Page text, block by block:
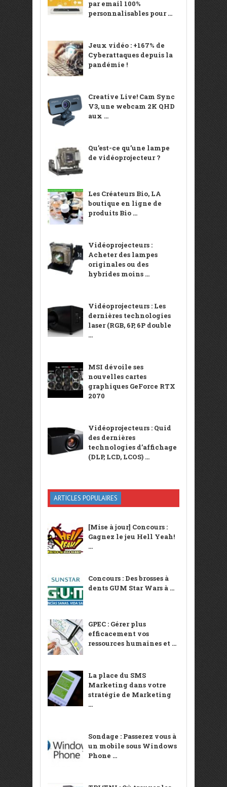
par email 100%
personnalisables pour ...
Jeux vidéo : +167% de
Cyberattaques depuis la
pandémie !
Creative Live! Cam Sync
V3, une webcam 2K QHD
aux ...
Qu’est-ce qu’une lampe
de vidéoprojecteur ?
Les Créateurs Bio, LA
boutique en ligne de
produits Bio ...
Vidéoprojecteurs :
Acheter des lampes
originales ou des
hybrides moins ...
Vidéoprojecteurs : Les
dernières technologies
laser (RGB, 6P, 6P double
...
MSI dévoile ses
nouvelles cartes
graphiques GeForce RTX
2070
Vidéoprojecteurs : Quid
des dernières
technologies d’affichage
(DLP, LCD, LCOS) ...
ARTICLES POPULAIRES
[Mise à jour] Concours :
Gagnez le jeu Hell Yeah!
...
Concours : Des brosses à
dents GUM Star Wars à ...
GPEC : Gérer plus
efficacement vos
ressources humaines et ...
La place du SMS
Marketing dans votre
stratégie de Marketing
...
Sondage : Passerez vous à
un mobile sous Windows
Phone ...